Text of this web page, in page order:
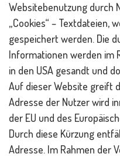
Websitebenutzung durch
„Cookies“ – Textdateien,
gespeichert werden. Die
Informationen werden im
in den USA gesandt und
Auf dieser Website greift
Adresse der Nutzer wird
der EU und des
Durch diese Kürzung
Adresse. Im Rahmen der